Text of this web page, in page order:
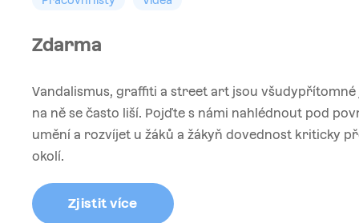
Zdarma
Vandalismus, graffiti a street art jsou všudypřítomné
na ně se často liší. Pojďte s námi nahlédnout pod
umění a rozvíjet u žáků a žákyň dovednost kriticky
okolí.
Zjistit více